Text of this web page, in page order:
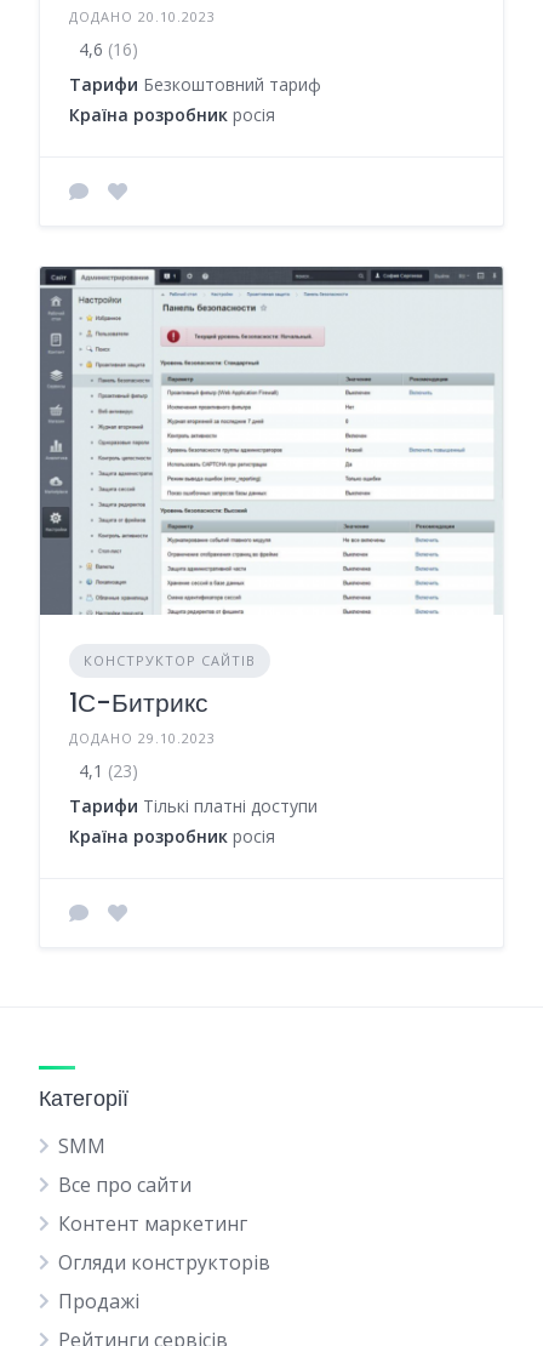
ДОДАНО 20.10.2023
4,6 (16)
Тарифи Безкоштовний тариф
Країна розробник росія
КОНСТРУКТОР САЙТІВ
1С-Битрикс
ДОДАНО 29.10.2023
4,1 (23)
Тарифи Тількі платні доступи
Країна розробник росія
Категорії
SMM
Все про сайти
Контент маркетинг
Огляди конструкторів
Продажі
Рейтинги сервісів